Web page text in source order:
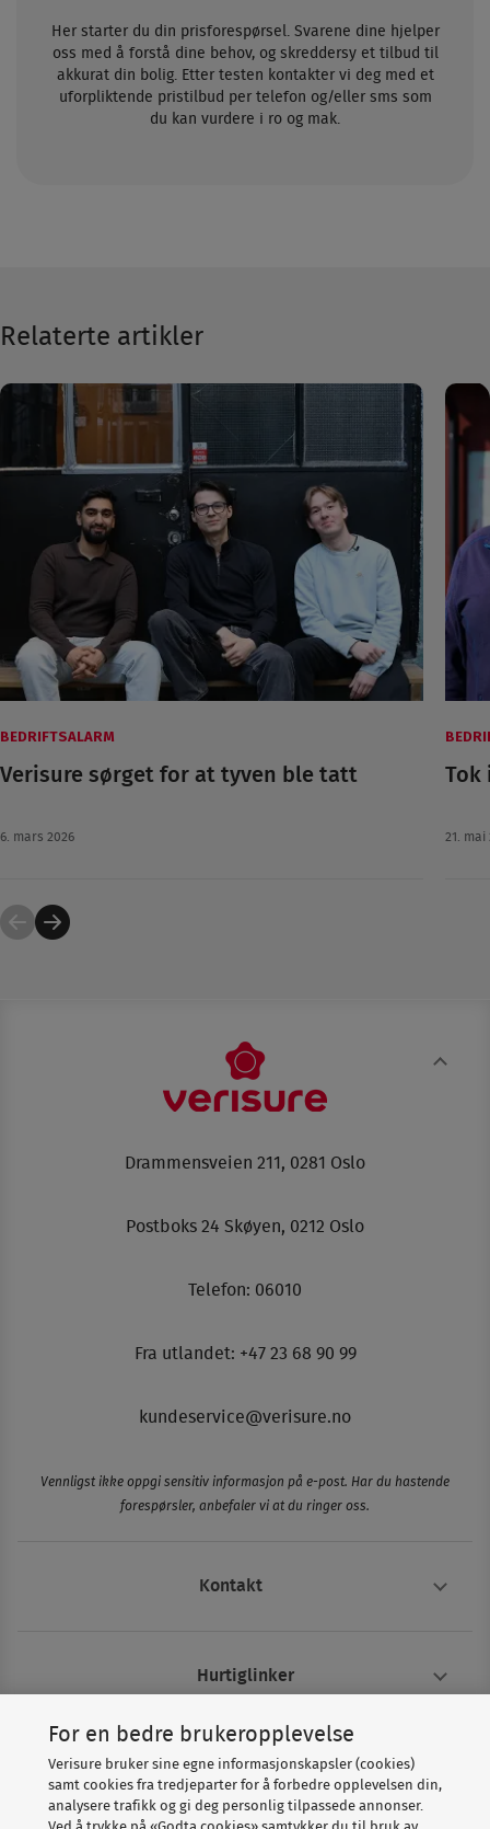
Her starter du din prisforespørsel. Svarene dine hjelper
oss med å forstå dine behov, og skreddersy et tilbud til
akkurat din bolig. Etter testen kontakter vi deg med et
uforpliktende pristilbud per telefon og/eller sms som
du kan vurdere i ro og mak.
Relaterte artikler
BEDRIFTSALARM
Verisure sørget for at tyven ble tatt
6. mars 2026
Tok
21. mai
Drammensveien 211, 0281 Oslo
Postboks 24 Skøyen, 0212 Oslo
Telefon: 06010
Fra utlandet: +47 23 68 90 99
kundeservice@verisure.no
Vennligst ikke oppgi sensitiv informasjon på e-post. Har du hastende
forespørsler, anbefaler vi at du ringer oss.
Kontakt
Hurtiglinker
Om Verisure
For en bedre brukeropplevelse
Verisure bruker sine egne informasjonskapsler (cookies)
samt cookies fra tredjeparter for å forbedre opplevelsen din,
analysere trafikk og gi deg personlig tilpassede annonser.